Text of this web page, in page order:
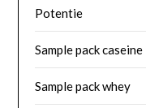
Potentie
Sample pack caseine
Sample pack whey